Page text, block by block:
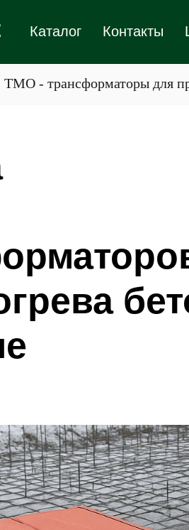
Каталог Контакты
ТМО - трансформаторы для